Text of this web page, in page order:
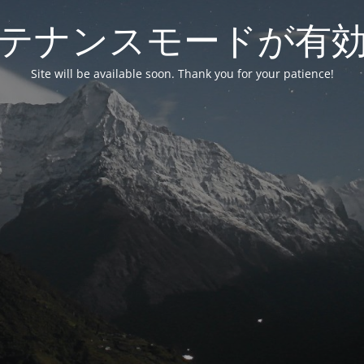
ナンスモードが有
Site will be available soon. Thank you for your patience!